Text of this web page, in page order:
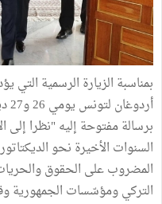
بمناسبة الزيارة الرسمية
برسالة مفتوحة إليه "نظرا إلى
السنوات الأخيرة نحو
المضروب على الحقوق
التركي ومؤسّسات الجمهورية